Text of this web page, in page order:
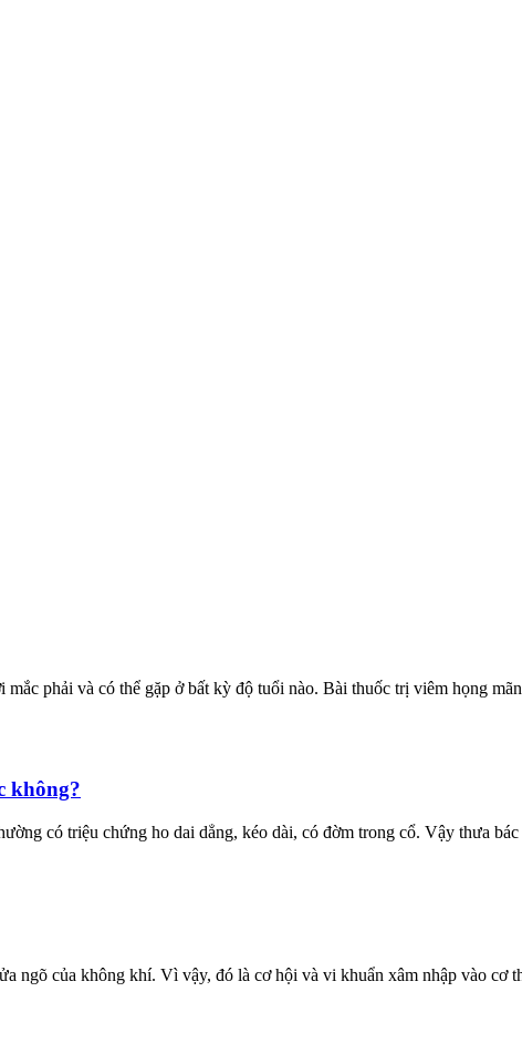
phải và có thể gặp ở bất kỳ độ tuổi nào. Bài thuốc trị viêm họng
không?
có triệu chứng ho dai dẳng, kéo dài, có đờm trong cổ. Vậy thưa
ngõ của không khí. Vì vậy, đó là cơ hội và vi khuẩn xâm nhập vào cơ